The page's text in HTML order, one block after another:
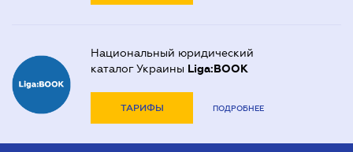
Национальный юридический
каталог Украины Liga:BOOK
ТАРИФЫ ПОДРОБНЕЕ